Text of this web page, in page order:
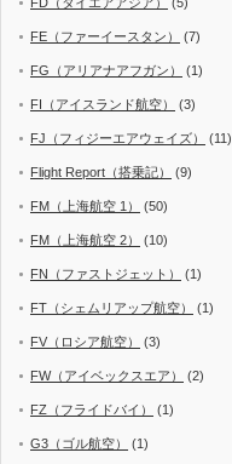
FE（ファーイースタン） (7)
FG（アリアナアフガン） (1)
FI（アイスランド航空） (3)
FJ（フィジーエアウェイズ） (11)
Flight Report（搭乗記） (9)
FM（上海航空 1） (50)
FM（上海航空 2） (10)
FN（ファストジェット） (1)
FT（シェムリアップ航空） (1)
FV（ロシア航空） (3)
FW（アイベックスエア） (2)
FZ（フライドバイ） (1)
G3（ゴル航空） (1)